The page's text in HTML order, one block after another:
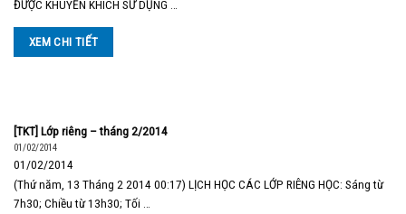
ĐƯỢC KHUYẾN KHÍCH SỬ DỤNG …
XEM CHI TIẾT
[TKT] Lớp riêng – tháng 2/2014
01/02/2014
01/02/2014
(Thứ năm, 13 Tháng 2 2014 00:17) LỊCH HỌC CÁC LỚP RIÊNG HỌC: Sáng từ
7h30; Chiều từ 13h30; Tối …